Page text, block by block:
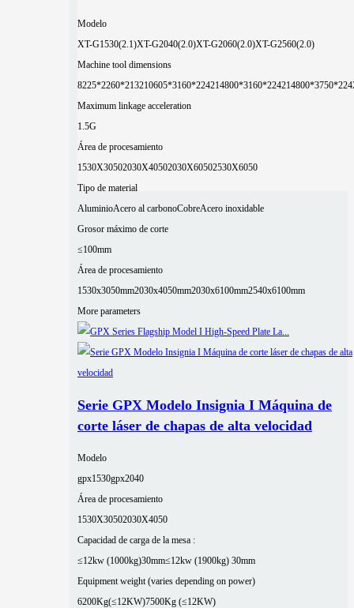
Modelo
XT-G1530(2.1)XT-G2040(2.0)XT-G2060(2.0)XT-G2560(2.0)
Machine tool dimensions
8225*2260*213210605*3160*224214800*3160*2242
Maximum linkage acceleration
1.5G
Área de procesamiento
1530X30502030X40502030X60502530X6050
Tipo de material
AluminioAcero al carbonoCobreAcero inoxidable
Grosor máximo de corte
≤100mm
Área de procesamiento
1530x3050mm2030x4050mm2030x6100mm2540x6100mm
More parameters
Serie GPX Modelo Insignia I Máquina de
corte láser de chapas de alta velocidad
Modelo
gpx1530gpx2040
Área de procesamiento
1530X30502030X4050
Capacidad de carga de la mesa :
≤12kw (1000kg)30mm≤12kw (1900kg) 30mm
Equipment weight (varies depending on power)
6200Kg(≤12KW)7500Kg (≤12KW)